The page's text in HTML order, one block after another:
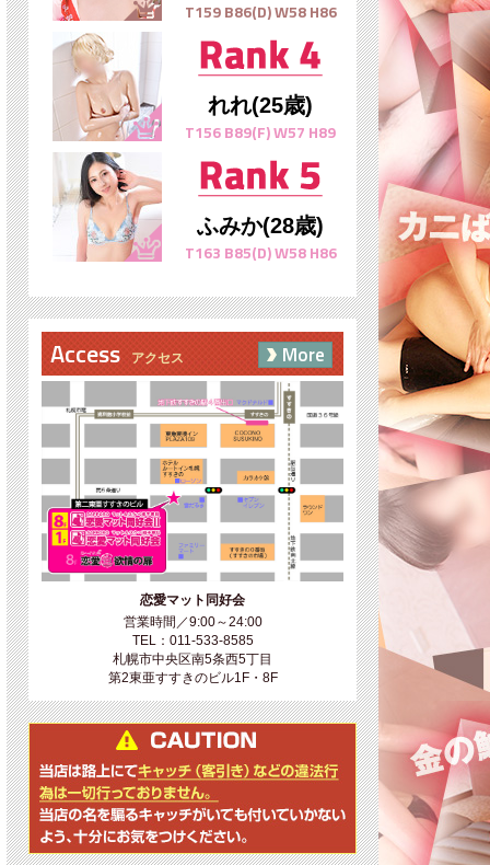
T159 B86(D) W58 H86
れれ(25歳)
T156 B89(F) W57 H89
ふみか(28歳)
T163 B85(D) W58 H86
Access アクセス More
恋愛マット同好会
営業時間／9:00～24:00
TEL：011-533-8585
札幌市中央区南5条西5丁目
第2東亜すすきのビル1F・8F